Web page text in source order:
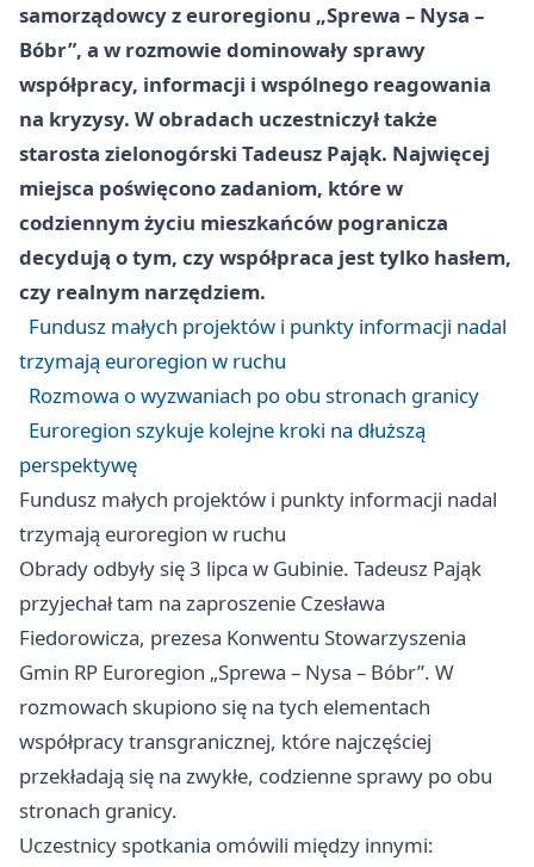
samorządowcy z euroregionu „Sprewa – Nysa –
Bóbr”, a w rozmowie dominowały sprawy
współpracy, informacji i wspólnego reagowania
na kryzysy. W obradach uczestniczył także
starosta zielonogórski Tadeusz Pająk. Najwięcej
miejsca poświęcono zadaniom, które w
codziennym życiu mieszkańców pogranicza
decydują o tym, czy współpraca jest tylko hasłem,
czy realnym narzędziem.
Fundusz małych projektów i punkty informacji nadal
trzymają euroregion w ruchu
Rozmowa o wyzwaniach po obu stronach granicy
Euroregion szykuje kolejne kroki na dłuższą
perspektywę
Fundusz małych projektów i punkty informacji nadal
trzymają euroregion w ruchu
Obrady odbyły się 3 lipca w Gubinie. Tadeusz Pająk
przyjechał tam na zaproszenie Czesława
Fiedorowicza, prezesa Konwentu Stowarzyszenia
Gmin RP Euroregion „Sprewa – Nysa – Bóbr”. W
rozmowach skupiono się na tych elementach
współpracy transgranicznej, które najczęściej
przekładają się na zwykłe, codzienne sprawy po obu
stronach granicy.
Uczestnicy spotkania omówili między innymi: